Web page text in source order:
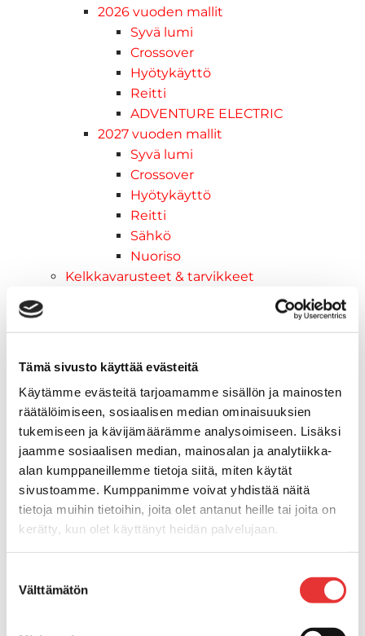
Tämä sivusto käyttää evästeitä
Käytämme evästeitä tarjoamamme sisällön ja mainosten
räätälöimiseen, sosiaalisen median ominaisuuksien
tukemiseen ja kävijämäärämme analysoimiseen. Lisäksi
jaamme sosiaalisen median, mainosalan ja analytiikka-
alan kumppaneillemme tietoja siitä, miten käytät
sivustoamme. Kumppanimme voivat yhdistää näitä
tietoja muihin tietoihin, joita olet antanut heille tai joita on
kerätty, kun olet käyttänyt heidän palvelujaan.
valinta
Välttämätön
2026 vuoden mallit
Syvä lumi
Crossover
Hyötykäyttö
Reitti
ADVENTURE ELECTRIC
2027 vuoden mallit
Syvä lumi
Crossover
Hyötykäyttö
Reitti
Sähkö
Nuoriso
Kelkkavarusteet & tarvikkeet
Ajolasit
Kelkkatarvikkeet
Kengät
Kypärät
Lynx
Lynx ajovarusteet
Ajohousut
Lynx vapaa-ajan asusteet